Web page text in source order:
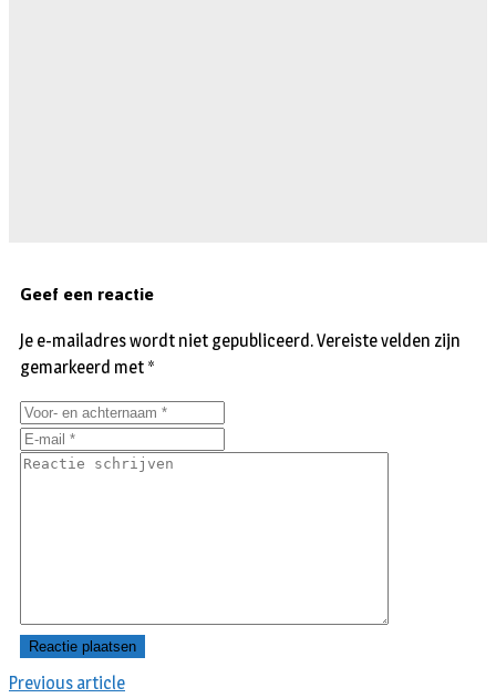
Previous article
Geef een reactie
Je e-mailadres wordt niet gepubliceerd.Vereiste velden zijn
gemarkeerd met *